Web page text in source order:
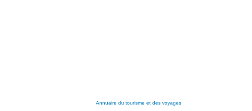
Annuaire du tourisme et des voyages